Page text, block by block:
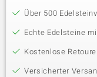
Über 500
Echte Edelsteine
Kostenlose Retoure
Versicherter